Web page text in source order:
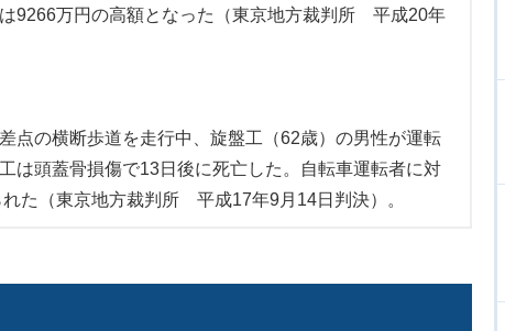
9266万円の高額となった（東京地方裁判所 平成20年
点の横断歩道を走行中、旋盤工（62歳）の男性が運転
は頭蓋骨損傷で13日後に死亡した。自転車運転者に対
た（東京地方裁判所 平成17年9月14日判決）。